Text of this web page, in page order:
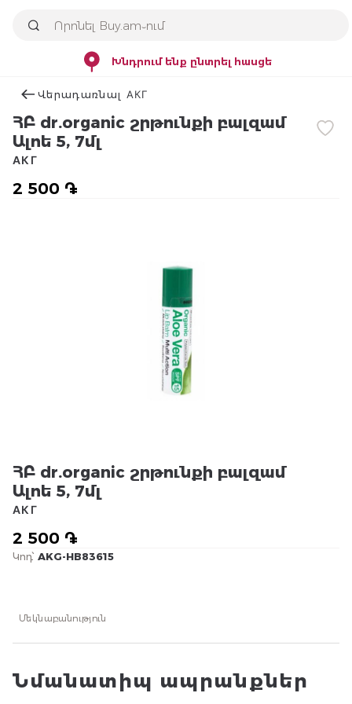
Խնդրում ենք ընտրել հասցե
Վերադառնալ АКГ
ՀԲ dr.organic շրթունքի բալզամ
Ալոե 5, 7մլ
2 500 ֏
АКГ
ՀԲ dr.organic շրթունքի բալզամ
Ալոե 5, 7մլ
2 500 ֏
АКГ
Կոդ՝ AKG-HB83615
Մեկնաբանություն
Նմանատիպ ապրանքներ